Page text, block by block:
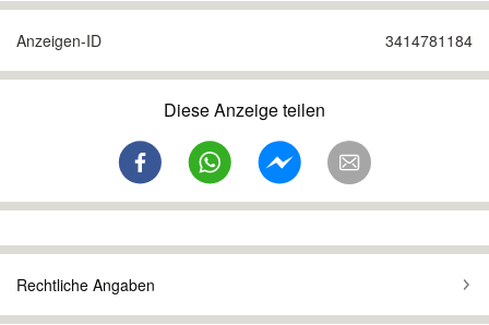
Anzeigen-ID 3414781184
Diese Anzeige teilen
Rechtliche Angaben